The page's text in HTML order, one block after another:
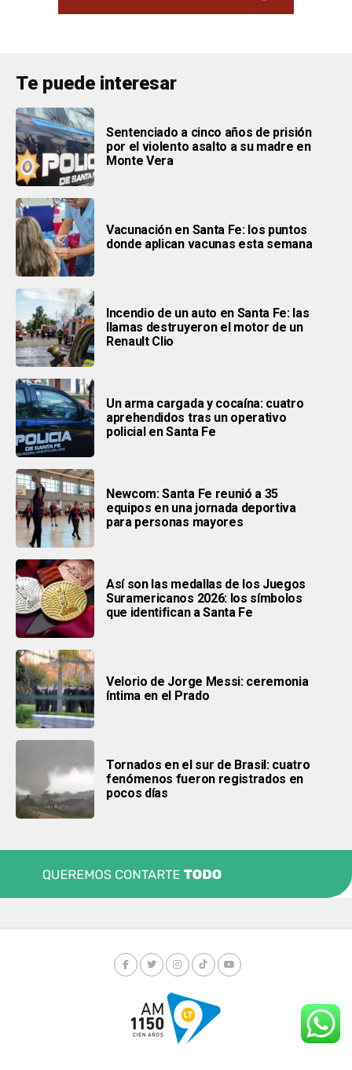
Te puede interesar
Sentenciado a cinco años de prisión
por el violento asalto a su madre en
Monte Vera
Vacunación en Santa Fe: los puntos
donde aplican vacunas esta semana
Incendio de un auto en Santa Fe: las
llamas destruyeron el motor de un
Renault Clio
Un arma cargada y cocaína: cuatro
aprehendidos tras un operativo
policial en Santa Fe
Newcom: Santa Fe reunió a 35
equipos en una jornada deportiva
para personas mayores
Así son las medallas de los Juegos
Suramericanos 2026: los símbolos
que identifican a Santa Fe
Velorio de Jorge Messi: ceremonia
íntima en el Prado
Tornados en el sur de Brasil: cuatro
fenómenos fueron registrados en
pocos días